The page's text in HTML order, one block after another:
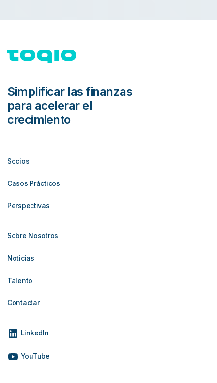
Simplificar las finanzas
para acelerar el
crecimiento
Socios
Casos Prácticos
Perspectivas
Sobre Nosotros
Noticias
Talento
Contactar
LinkedIn
YouTube